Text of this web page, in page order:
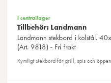
I centrallager
Tillbehör: Landmann
Landmann stekbord i kolstål.
(Art. 9818) - Fri frakt
Rymligt stekbord för grill, spis och